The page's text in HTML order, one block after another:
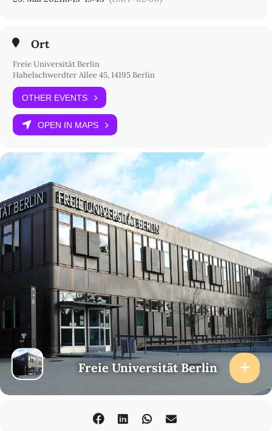
Ort
Freie Universität Berlin
Habelschwerdter Allee 45, 14195 Berlin
OTHER EVENTS
OPEN IN MAPS
Freie Universität Berlin